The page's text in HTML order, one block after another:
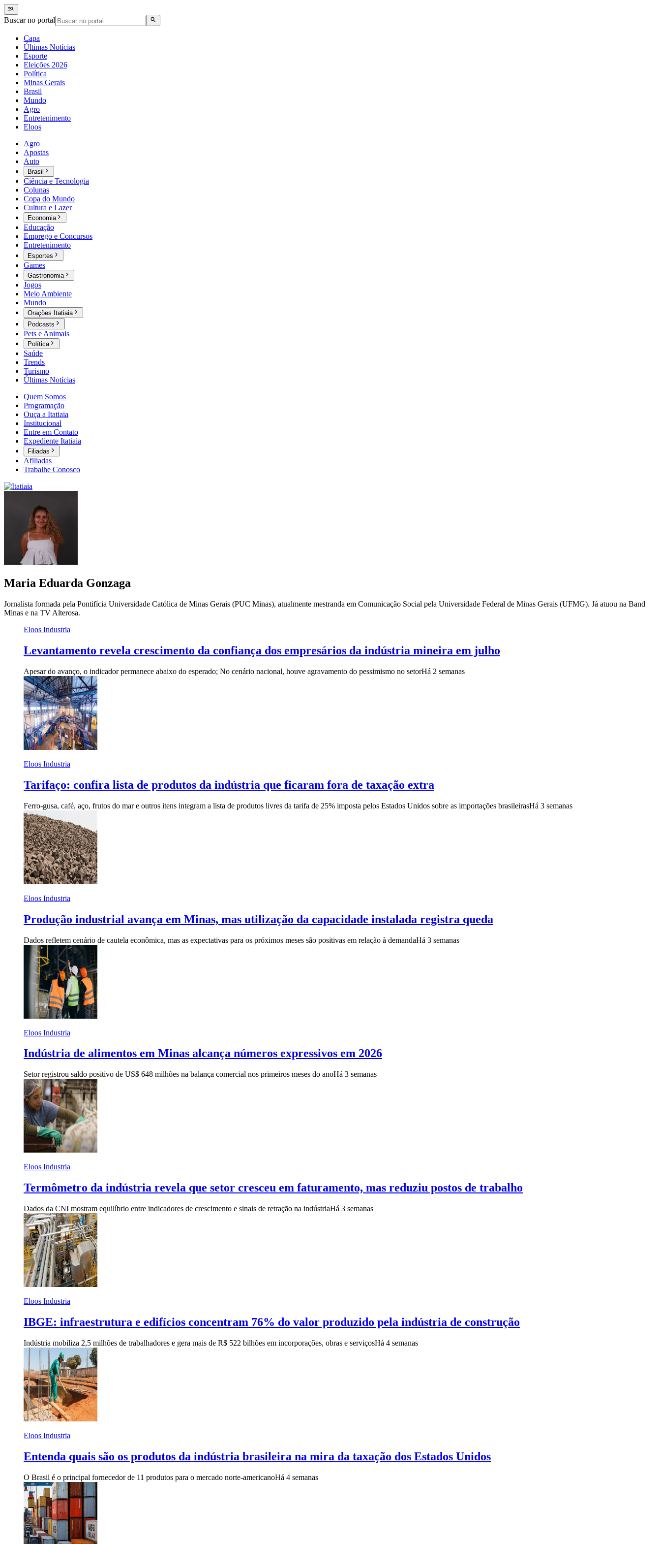
Buscar no portal
Capa
Últimas Notícias
Esporte
Eleições 2026
Política
Minas Gerais
Brasil
Mundo
Agro
Entretenimento
Eloos
Agro
Apostas
Auto
Brasil
Ciência e Tecnologia
Colunas
Copa do Mundo
Cultura e Lazer
Economia
Educação
Emprego e Concursos
Entretenimento
Esportes
Games
Gastronomia
Jogos
Meio Ambiente
Mundo
Orações Itatiaia
Podcasts
Pets e Animais
Política
Saúde
Trends
Turismo
Últimas Notícias
Quem Somos
Programação
Ouça a Itatiaia
Institucional
Entre em Contato
Expediente Itatiaia
Filiadas
Afiliadas
Trabalhe Conosco
Maria Eduarda Gonzaga
Jornalista formada pela Pontifícia Universidade Católica de Minas Gerais (PUC Minas), atualmente mestranda em Comunicação Social pela Universidade Federal de Minas Gerais (UFMG). Já atuou na Band
Minas e na TV Alterosa.
Eloos Industria
Levantamento revela crescimento da confiança dos empresários da indústria mineira em julho
Apesar do avanço, o indicador permanece abaixo do esperado; No cenário nacional, houve agravamento do pessimismo no setorHá 2 semanas
Eloos Industria
Tarifaço: confira lista de produtos da indústria que ficaram fora de taxação extra
Ferro-gusa, café, aço, frutos do mar e outros itens integram a lista de produtos livres da tarifa de 25% imposta pelos Estados Unidos sobre as importações brasileirasHá 3 semanas
Eloos Industria
Produção industrial avança em Minas, mas utilização da capacidade instalada registra queda
Dados refletem cenário de cautela econômica, mas as expectativas para os próximos meses são positivas em relação à demandaHá 3 semanas
Eloos Industria
Indústria de alimentos em Minas alcança números expressivos em 2026
Setor registrou saldo positivo de US$ 648 milhões na balança comercial nos primeiros meses do anoHá 3 semanas
Eloos Industria
Termômetro da indústria revela que setor cresceu em faturamento, mas reduziu postos de trabalho
Dados da CNI mostram equilíbrio entre indicadores de crescimento e sinais de retração na indústriaHá 3 semanas
Eloos Industria
IBGE: infraestrutura e edifícios concentram 76% do valor produzido pela indústria de construção
Indústria mobiliza 2,5 milhões de trabalhadores e gera mais de R$ 522 bilhões em incorporações, obras e serviçosHá 4 semanas
Eloos Industria
Entenda quais são os produtos da indústria brasileira na mira da taxação dos Estados Unidos
O Brasil é o principal fornecedor de 11 produtos para o mercado norte-americanoHá 4 semanas